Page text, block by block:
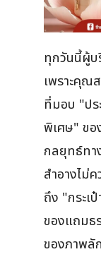
ทุกวันนี้ผู้บ
เพราะคุณ
ที่มอบ "ป
พิเศษ" ขอ
กลยุทธ์ทา
สำอางไม่
ถึง "กระเ
ของแถมธ
ของภาพลั